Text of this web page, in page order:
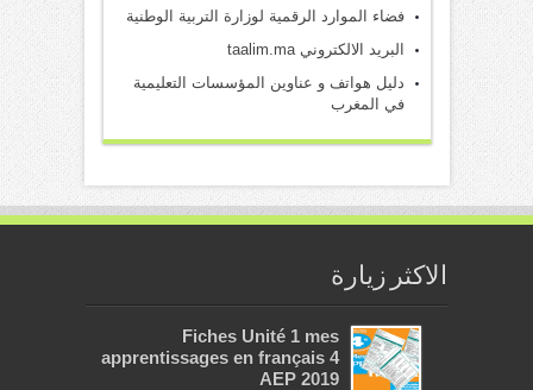
فضاء الموارد الرقمية لوزارة التربية الوطنية
البريد الالكتروني taalim.ma
دليل هواتف و عناوين المؤسسات التعليمية
في المغرب
الاكثر زيارة
Fiches Unité 1 mes
apprentissages en français 4
AEP 2019